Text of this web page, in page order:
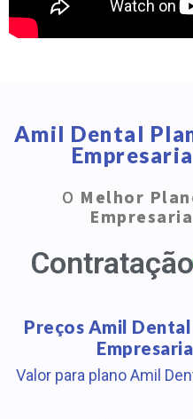
Amil Dental
O Melhor
Contratação
Preços Amil
Valor para plano Amil